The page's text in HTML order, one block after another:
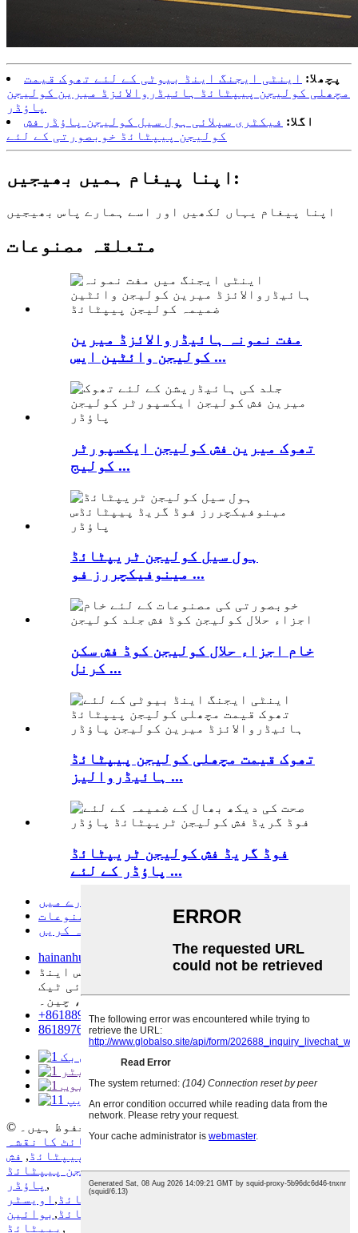
پچھلا: اینٹی ایجنگ اینڈ بیوٹی کے لئے تھوک قیمت
مچھلی کولیجن پیپٹائڈ ہائیڈروالائزڈ میرین کولیجن
پاؤڈر
اگلا: فیکٹری سپلائی ہول سیل کولیجن پاؤڈر فش
کولیجن پیپٹائڈ خوبصورتی کے لئے
اپنا پیغام ہمیں بھیجیں:
اپنا پیغام یہاں لکھیں اور اسے ہمارے پاس بھیجیں
متعلقہ مصنوعات
مفت نمونہ ہائیڈروالائزڈ میرین
کولیجن وائٹین ایس ...
تھوک میرین فش کولیجن ایکسپورٹر
کولیج ...
ہول سیل کولیجن ٹریپٹائڈ
مینوفیکچررز فو ...
خام اجزاء حلال کولیجن کوڈ فش سکن
کرنل ...
تھوک قیمت مچھلی کولیجن پیپٹائڈ
ہائیڈروالیز ...
فوڈ گریڈ فش کولیجن ٹریپٹائڈ
پاؤڈر کے لئے ...
ہمارے بارے میں
مصنوعات
ہم سے رابطہ کریں
hainanhuayan@china-collagen.com
نمبر 12 میفینگ روڈ ، مییان سائنس اینڈ
ٹکنالوجی نیو ٹاؤن ، ہائیکو نیشنل ہائی ٹیک
زون ، ہائیکو سٹی ، صوبہ ہینن ، چین۔
+8618898240171
8618976999719
گرم مصنوعات-سائٹ کا نقشہ
کولیجن پیپٹائڈ , فش
کولیجن پاؤڈر,فش کولیجن پیپٹائڈ,کولیجن پیپٹائڈ
پاؤڈر ,
سمندری ککڑی پیپٹائڈ , اویسٹر
مٹر پیپٹائڈ , بوائین
پیپٹائڈ ,